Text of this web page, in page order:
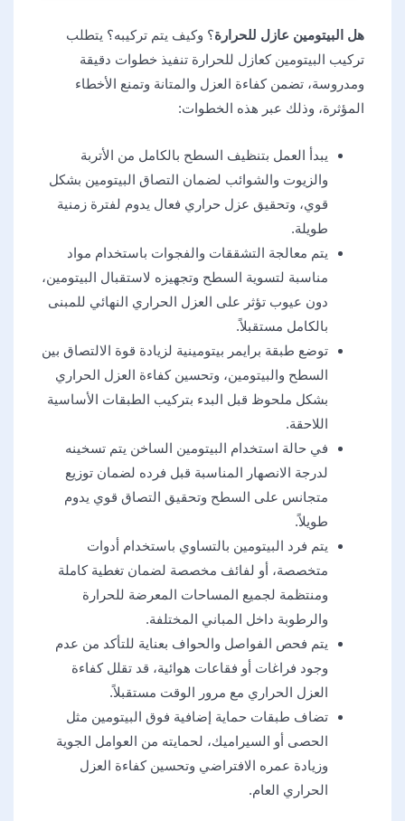
هل البيتومين عازل للحرارة؟ وكيف يتم تركيبه؟ يتطلب
تركيب البيتومين كعازل للحرارة تنفيذ خطوات دقيقة
ومدروسة، تضمن كفاءة العزل والمتانة وتمنع الأخطاء
المؤثرة، وذلك عبر هذه الخطوات:
يبدأ العمل بتنظيف السطح بالكامل من الأتربة
والزيوت والشوائب لضمان التصاق البيتومين بشكل
قوي، وتحقيق عزل حراري فعال يدوم لفترة زمنية
طويلة.
يتم معالجة التشققات والفجوات باستخدام مواد
مناسبة لتسوية السطح وتجهيزه لاستقبال البيتومين،
دون عيوب تؤثر على العزل الحراري النهائي للمبنى
بالكامل مستقبلاً.
توضع طبقة برايمر بيتومينية لزيادة قوة الالتصاق بين
السطح والبيتومين، وتحسين كفاءة العزل الحراري
بشكل ملحوظ قبل البدء بتركيب الطبقات الأساسية
اللاحقة.
في حالة استخدام البيتومين الساخن يتم تسخينه
لدرجة الانصهار المناسبة قبل فرده لضمان توزيع
متجانس على السطح وتحقيق التصاق قوي يدوم
طويلاً.
يتم فرد البيتومين بالتساوي باستخدام أدوات
متخصصة، أو لفائف مخصصة لضمان تغطية كاملة
ومنتظمة لجميع المساحات المعرضة للحرارة
والرطوبة داخل المباني المختلفة.
يتم فحص الفواصل والحواف بعناية للتأكد من عدم
وجود فراغات أو فقاعات هوائية، قد تقلل كفاءة
العزل الحراري مع مرور الوقت مستقبلاً.
تضاف طبقات حماية إضافية فوق البيتومين مثل
الحصى أو السيراميك، لحمايته من العوامل الجوية
وزيادة عمره الافتراضي وتحسين كفاءة العزل
الحراري العام.